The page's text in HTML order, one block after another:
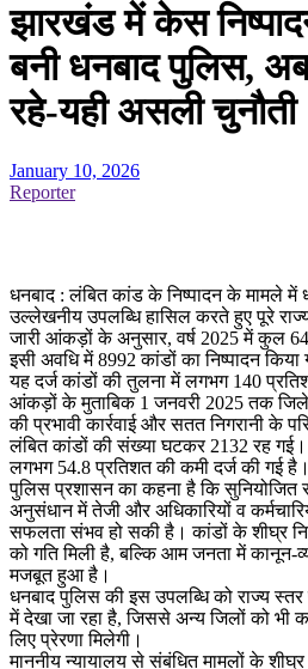
झारखंड में केस
बनी धनबाद पुलिस,
रहे-यही असली चुनौती
January 10, 2026
Reporter
धनबाद : लंबित कांड के निष्पादन के मामले में
उल्लेखनीय उपलब्धि हासिल करते हुए पूरे
जारी आंकड़ों के अनुसार, वर्ष 2025 में कुल
इसी अवधि में 8992 कांडों का निष्पादन किया
यह दर्ज कांडों की तुलना में लगभग 140
आंकड़ों के मुताबिक 1 जनवरी 2025 तक
की प्रभावी कार्रवाई और सतत निगरानी के
लंबित कांडों की संख्या घटकर 2132 रह
लगभग 54.8 प्रतिशत की कमी दर्ज की गई है।
पुलिस प्रशासन का कहना है कि सुनियोजित
अनुसंधान में तेजी और अधिकारियों व
सफलता संभव हो सकी है। कांडों के शीघ्र
को गति मिली है, बल्कि आम जनता में कानून-
मजबूत हुआ है।
धनबाद पुलिस की इस उपलब्धि को राज्य
में देखा जा रहा है, जिससे अन्य जिलों को भी
लिए प्रेरणा मिलेगी।
माननीय न्यायालय से संबंधित मामलों के शीघ्र